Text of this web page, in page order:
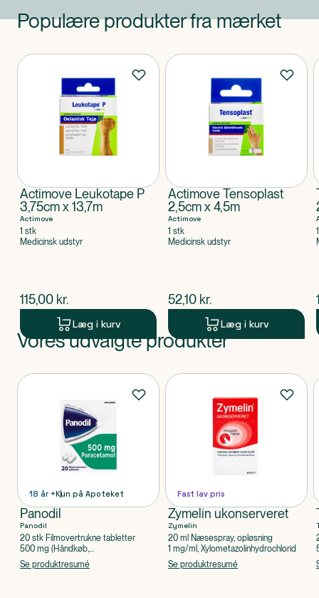
Populære produkter fra mærket
Produkter
Actimove Leukotape P
3,75cm x 13,7m
Actimove
1 stk
Medicinsk udstyr
$nuværende pris
115,00 kr.
Læg i kurv
Actimove Tensoplast
2,5cm x 4,5m
Actimove
1 stk
Medicinsk udstyr
$nuværende pris
52,10 kr.
Læg i kurv
Produkt 1 af 0
Vores udvalgte produkter
Produkter
18 år +Kun på Apoteket
Panodil
Panodil
20 stk Filmovertrukne tabletter
500 mg (Håndkøb,
apoteksforbeholdt), Paracetamol
Se produktresumé
Fast lav pris
Zymelin ukonserveret
Zymelin
20 ml Næsespray, opløsning
1 mg/ml, Xylometazolinhydrochlorid
Se produktresumé